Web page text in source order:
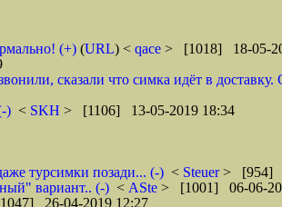
(+) (URL) < qace > [1018] 18-05-
сказали что симка идёт в
) < SKH > [1106] 13-05-2019 18:34
турсимки позади... (-) < Steuer> [954]
вариант.. (-) < ASte > [1001] 06-06-
26-04-2019 12:27